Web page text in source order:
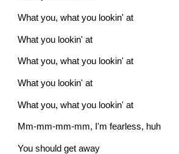
What you, what you lookin' at
What you lookin' at
What you, what you lookin' at
What you lookin' at
What you, what you lookin' at
Mm-mm-mm-mm, I'm fearless, huh
You should get away